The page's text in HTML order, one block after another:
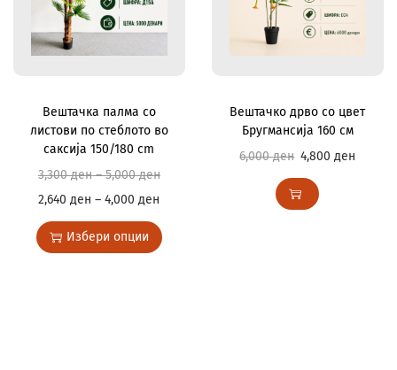
Вештачка палма со
листови по стеблото во
саксија 150/180 cm
3,300ден–5,000ден
2,640ден –4,000ден
Избери опции
Вештачко дрво со цвет
Бругмансија 160 см
6,000ден 4,800ден